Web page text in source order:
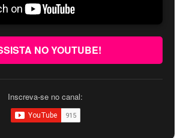
NO YOUTUBE!
Inscreva-se no canal: